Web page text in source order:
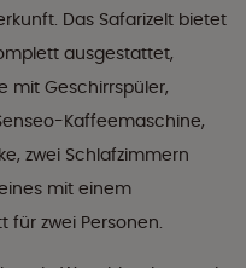
Das Safarizelt bietet
ausgestattet,
mit Geschirrspüler,
Kaffeemaschine,
zwei Schlafzimmern
mit einem
zwei Personen.